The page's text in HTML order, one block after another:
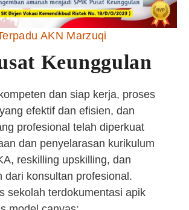
AKN Marzuqi
Keunggulan
dan siap kerja, proses
efektif dan efisien, dan
profesional telah diperkuat
dan penyelarasan kurikulum
reskilling upskilling, dan
dari konsultan profesional.
sekolah terdokumentasi apik